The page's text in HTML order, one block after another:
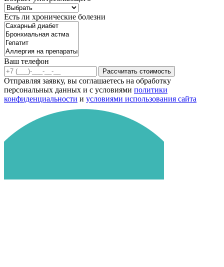
Есть ли хронические болезни
Ваш телефон
Рассчитать стоимость
Отправляя заявку, вы соглашаетесь на обработку
персональных данных и с условиями политики
конфиденциальности и условиями использования сайта